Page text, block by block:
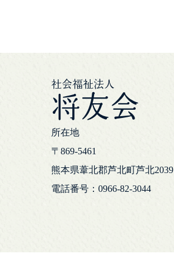
社会福祉法人
将友会
所在地
〒869-5461
熊本県葦北郡芦北町芦北2039
電話番号：0966-82-3044